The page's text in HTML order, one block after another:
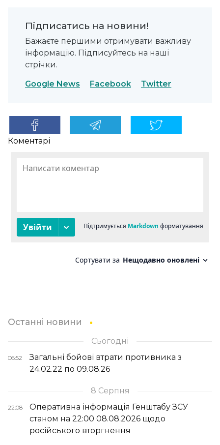
Підписатись на новини!
Бажаєте першими отримувати важливу
інформацію. Підписуйтесь на наші
стрічки.
Google News Facebook Twitter
Коментарі
Останні новини
Сьогодні
06:52
Загальні бойові втрати противника з
24.02.22 по 09.08.26
8 Серпня
22:08
Оперативна інформація Генштабу ЗСУ
станом на 22:00 08.08.2026 щодо
російського вторгнення